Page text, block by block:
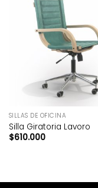
SILLAS DE OFICINA
Silla Giratoria Lavoro
$610.000